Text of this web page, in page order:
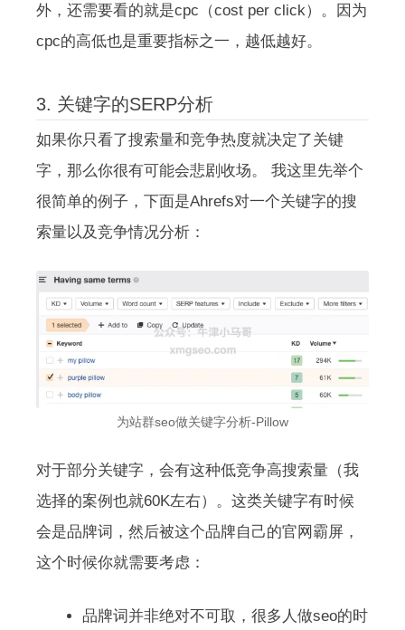
外，还需要看的就是cpc（cost per click）。因为
cpc的高低也是重要指标之一，越低越好。
3. 关键字的SERP分析
如果你只看了搜索量和竞争热度就决定了关键
字，那么你很有可能会悲剧收场。 我这里先举个
很简单的例子，下面是Ahrefs对一个关键字的搜
索量以及竞争情况分析：
为站群seo做关键字分析-Pillow
对于部分关键字，会有这种低竞争高搜索量（我
选择的案例也就60K左右）。这类关键字有时候
会是品牌词，然后被这个品牌自己的官网霸屏，
这个时候你就需要考虑：
品牌词并非绝对不可取，很多人做seo的时